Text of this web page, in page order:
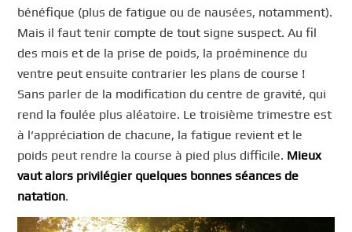
bénéfique (plus de fatigue ou de nausées, notamment).
Mais il faut tenir compte de tout signe suspect. Au fil
des mois et de la prise de poids, la proéminence du
ventre peut ensuite contrarier les plans de course !
Sans parler de la modification du centre de gravité, qui
rend la foulée plus aléatoire. Le troisième trimestre est
à l’appréciation de chacune, la fatigue revient et le
poids peut rendre la course à pied plus difficile. Mieux
vaut alors privilégier quelques bonnes séances de
natation.